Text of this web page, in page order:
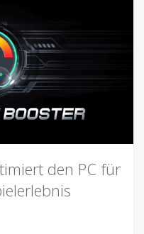
den PC für